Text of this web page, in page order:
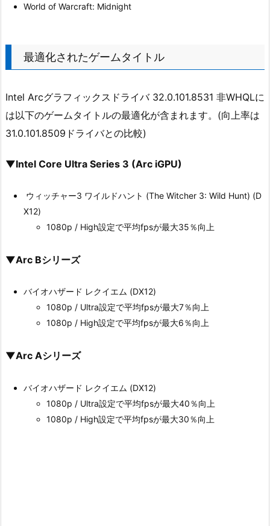
World of Warcraft: Midnight
最適化されたゲームタイトル
Intel Arcグラフィックスドライバ 32.0.101.8531 非WHQLに
は以下のゲームタイトルの最適化が含まれます。(向上率は
31.0.101.8509ドライバとの比較)
▼Intel Core Ultra Series 3 (Arc iGPU)
ウィッチャー3 ワイルドハント (The Witcher 3: Wild Hunt) (D
X12)
1080p / High設定で平均fpsが最大35％向上
▼Arc Bシリーズ
バイオハザード レクイエム (DX12)
1080p / Ultra設定で平均fpsが最大7％向上
1080p / High設定で平均fpsが最大6％向上
▼Arc Aシリーズ
バイオハザード レクイエム (DX12)
1080p / Ultra設定で平均fpsが最大40％向上
1080p / High設定で平均fpsが最大30％向上